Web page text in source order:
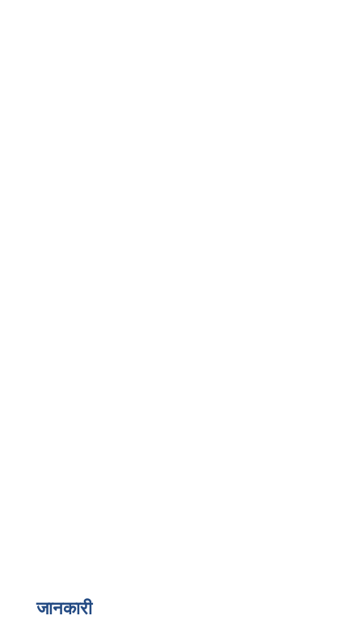
जानकारी